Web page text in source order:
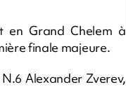
en Grand Chelem à
finale majeure.
Alexander Zverev,